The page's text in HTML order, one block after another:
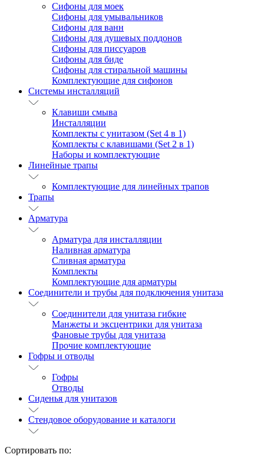
Сифоны для моек
Сифоны для умывальников
Сифоны для ванн
Сифоны для душевых поддонов
Сифоны для писсуаров
Сифоны для биде
Сифоны для стиральной машины
Комплектующие для сифонов
Системы инсталляций
Клавиши смыва
Инсталляции
Комплекты с унитазом (Set 4 в 1)
Комплекты с клавишами (Set 2 в 1)
Наборы и комплектующие
Линейные трапы
Комплектующие для линейных трапов
Трапы
Арматура
Арматура для инсталляции
Наливная арматура
Сливная арматура
Комплекты
Комплектующие для арматуры
Соединители и трубы для подключения унитаза
Соединители для унитаза гибкие
Манжеты и эксцентрики для унитаза
Фановые трубы для унитаза
Прочие комплектующие
Гофры и отводы
Гофры
Отводы
Сиденья для унитазов
Стендовое оборудование и каталоги
Сортировать по: